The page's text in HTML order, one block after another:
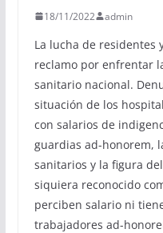
18/11/2022 admin
La lucha de residentes
reclamo por enfrentar
sanitario nacional.
situación de los
con salarios de
guardias ad-honorem,
sanitarios y la figura
siquiera reconocido
perciben salario ni
trabajadores ad-